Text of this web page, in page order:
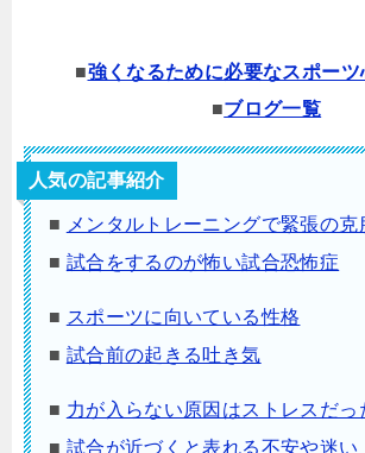
■強くなるために必要なスポーツ
■ブログ一覧
人気の記事紹介
■ メンタルトレーニングで緊張の克
■ 試合をするのが怖い試合恐怖症
■ スポーツに向いている性格
■ 試合前の起きる吐き気
■ 力が入らない原因はストレスだっ
■ 試合が近づくと表れる不安や迷い